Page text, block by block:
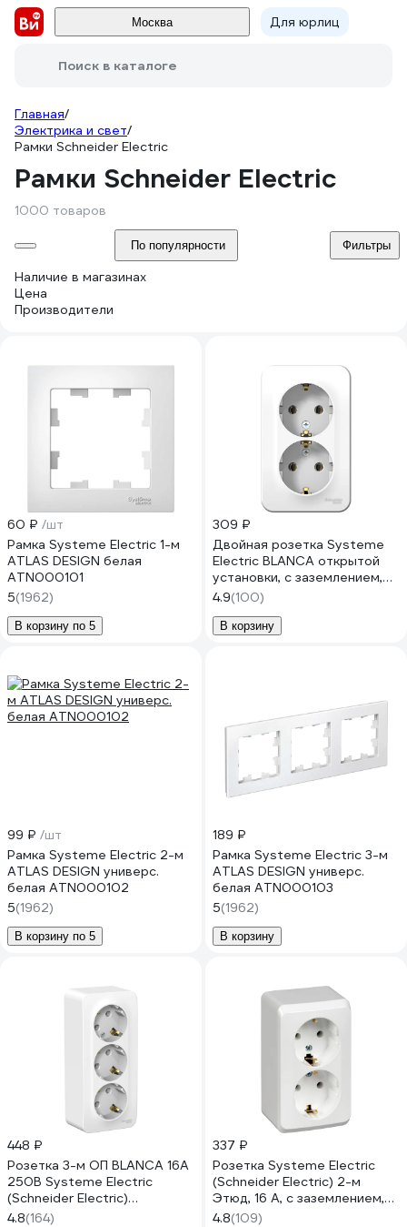
Москва Для юрлиц
Поиск в каталоге
Главная/
Электрика и свет/
Рамки Schneider Electric
Рамки Schneider Electric
1000 товаров
По популярности Фильтры
Наличие в магазинах
Цена
Производители
60 ₽ /шт
Рамка Systeme Electric 1-м
ATLAS DESIGN белая
ATN000101
5(1962)
В корзину по 5
309 ₽
Двойная розетка Systeme
Electric BLANCA открытой
установки, с заземлением,
без шторок, белый
BLNRA010211
4.9(100)
В корзину
99 ₽ /шт
Рамка Systeme Electric 2-м
ATLAS DESIGN универс.
белая ATN000102
5(1962)
В корзину по 5
189 ₽
Рамка Systeme Electric 3-м
ATLAS DESIGN универс.
белая ATN000103
5(1962)
В корзину
448 ₽
Розетка 3-м ОП BLANCA 16А
250В Systeme Electric
(Schneider Electric)
BLNRA010311
4.8(164)
337 ₽
Розетка Systeme Electric
(Schneider Electric) 2-м
Этюд, 16 А, с заземлением,
белый PA16-007B
4.8(109)